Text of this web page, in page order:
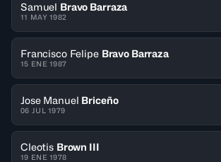
Samuel Bravo Barraza
11 MAY 1982
Francisco Felipe Bravo Barraza
15 ENE 1987
Jose Manuel Briceño
06 JUL 1979
Cleotis Brown III
19 ENE 1978